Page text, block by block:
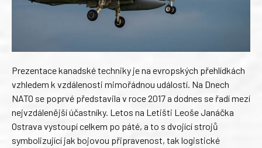
Prezentace kanadské techniky je na evropských přehlídkách
vzhledem k vzdálenosti mimořádnou událostí. Na Dnech
NATO se poprvé představila v roce 2017 a dodnes se řadí mezí
nejvzdálenější účastníky. Letos na Letišti Leoše Janáčka
Ostrava vystoupí celkem po páté, a to s dvojící strojů
symbolizující jak bojovou připravenost, tak logistické